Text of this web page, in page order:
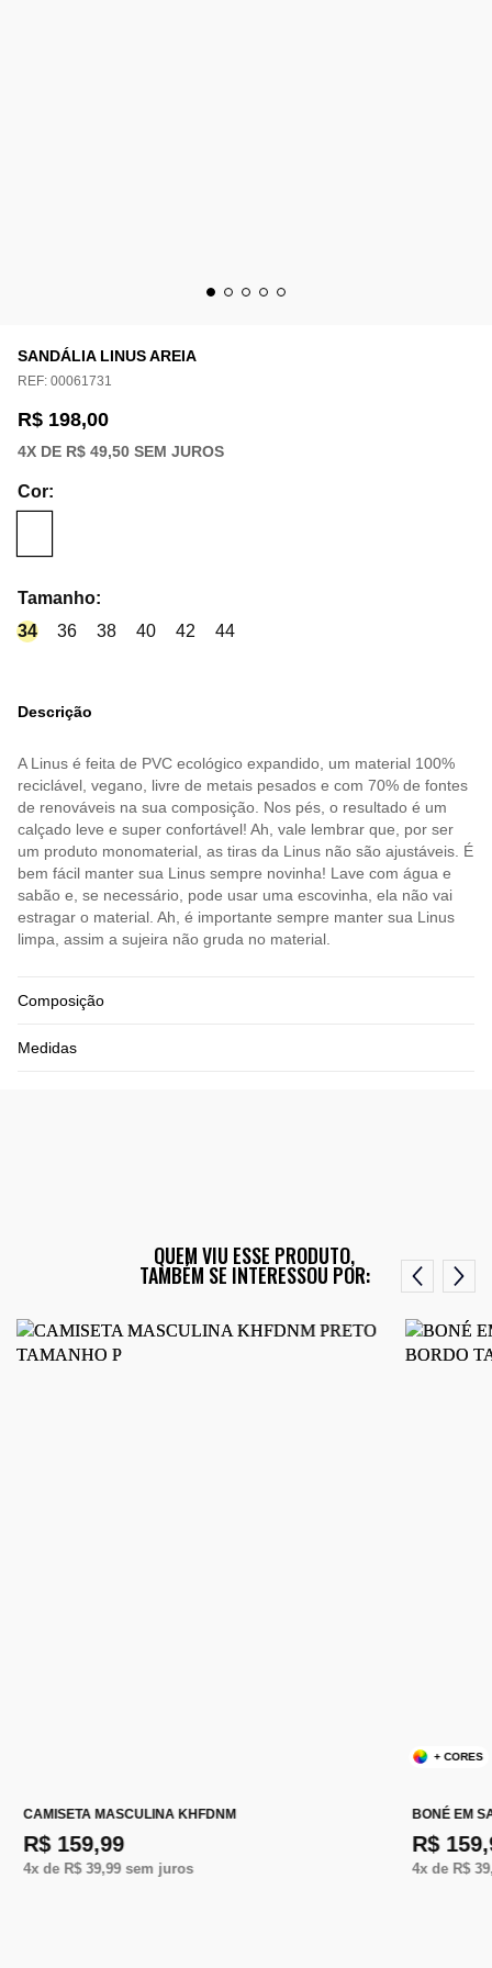
SANDÁLIA LINUS AREIA
REF: 00061731
R$ 198,00
4X DE R$ 49,50 SEM JUROS
Cor:
Tamanho:
34
36 38 40 42 44
Descrição
A Linus é feita de PVC ecológico expandido, um material 100%
reciclável, vegano, livre de metais pesados e com 70% de fontes
de renováveis na sua composição. Nos pés, o resultado é um
calçado leve e super confortável! Ah, vale lembrar que, por ser
um produto monomaterial, as tiras da Linus não são ajustáveis. É
bem fácil manter sua Linus sempre novinha! Lave com água e
sabão e, se necessário, pode usar uma escovinha, ela não vai
estragar o material. Ah, é importante sempre manter sua Linus
limpa, assim a sujeira não gruda no material.
Composição
Medidas
QUEM VIU ESSE PRODUTO,
TAMBÉM SE INTERESSOU POR:
CAMISETA MASCULINA KHFDNM
R$ 159,99
4x de R$ 39,99sem juros
+ CORES
BONÉ EM
R$
4x de R$